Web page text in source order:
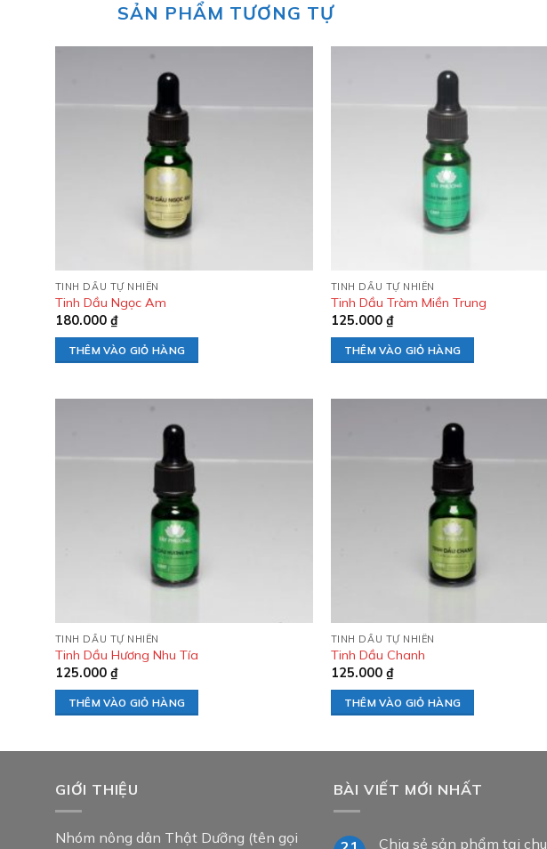
SẢN PHẨM TƯƠNG TỰ
TINH DẦU TỰ NHIÊN
Tinh Dầu Ngọc Am
180.000 ₫
THÊM VÀO GIỎ HÀNG
TINH DẦU TỰ NHIÊN
Tinh Dầu Tràm Miền Trung
125.000 ₫
THÊM VÀO GIỎ HÀNG
TINH DẦU TỰ NHIÊN
Tinh Dầu Hương Nhu Tía
125.000 ₫
THÊM VÀO GIỎ HÀNG
TINH DẦU TỰ NHIÊN
Tinh Dầu Chanh
125.000 ₫
THÊM VÀO GIỎ HÀNG
GIỚI THIỆU
Nhóm nông dân Thật Dưỡng (tên gọi
BÀI VIẾT MỚI NHẤT
Chia sẻ sản phẩm tại